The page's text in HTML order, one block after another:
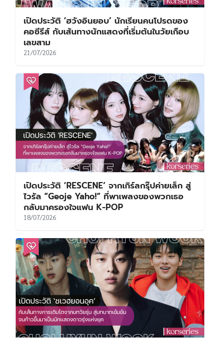
เปิดประวัติ ‘ฮวังอินยอบ’ นักเรียนคนโปรดของ
คอซีรีส์ กับเส้นทางนักแสดงที่เริ่มต้นในวัยเกือบ
เลขสาม
21/07/2026
เปิดประวัติ ‘RESCENE’ จากเกิร์ลกรุ๊ปค่ายเล็ก สู่
ไวรัล “Geoje Yaho!” ที่พาเพลงของพวกเธอ
กลับมาครองใจแฟน K-POP
18/07/2026